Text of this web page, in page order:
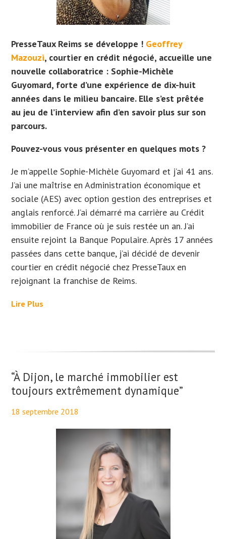
PresseTaux Reims se développe ! Geoffrey
Mazouzi, courtier en crédit négocié, accueille une
nouvelle collaboratrice : Sophie-Michèle
Guyomard, forte d’une expérience de dix-huit
années dans le milieu bancaire. Elle s’est prêtée
au jeu de l’interview afin d’en savoir plus sur son
parcours.
Pouvez-vous vous présenter en quelques mots ?
Je m’appelle Sophie-Michèle Guyomard et j’ai 41 ans.
J’ai une maîtrise enAdministration économique et
sociale (AES) avec option gestion des entreprises et
anglais renforcé. J’ai démarré ma carrière au Crédit
immobilier de France où je suis restée un an. J’ai
ensuite rejoint la Banque Populaire. Après 17 années
passées dans cette banque, j’ai décidé de devenir
courtier en crédit négocié chez PresseTaux en
rejoignant la franchise de Reims.
Lire Plus
“À Dijon, le marché immobilier est
toujours extrêmement dynamique”
18 septembre 2018